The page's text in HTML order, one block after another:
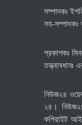
সম্পাদকঃ
সহ-
প্রকাশকঃ
তত্ত্বাবধানঃ
নিউজ২৪
২৪।
কপিরাইট